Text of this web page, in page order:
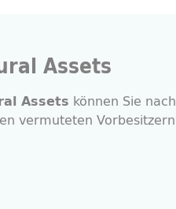
Assets
Assets können Sie nach
vermuteten Vorbesitzern